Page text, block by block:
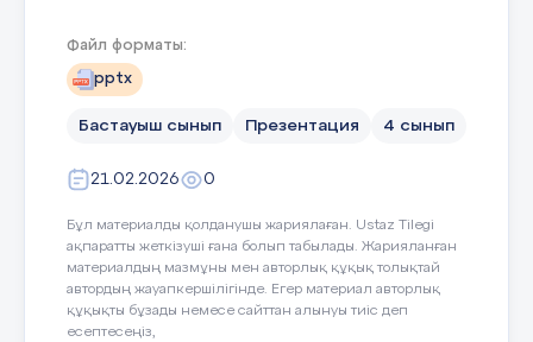
Оқу мақсаты Оқушылардың оқу мақсаты -
математикалық білімдерін бекітеді. Көбейту
дағдыларын дамыту. Оқушылар нақты
есептерді шешу арқылы логикалық ойлау
қабілеттерін қалыптастырады. Математикалық
операцияларды терең меңгеру - олардың білім
деңгейін арттырады. Оқу мақсатына жету үшін
әртүрлі жаттығулар мен практикалық
тапсырмалар ұсынылады. Оқушылардың өзара
Файл форматы:
pptx
Бастауыш сынып Презентация 4 сынып
21.02.2026 0
Бұл материалды қолданушы жариялаған. Ustaz Tilegi
ақпаратты жеткізуші ғана болып табылады. Жарияланған
материалдың мазмұны мен авторлық құқық толықтай
автордың жауапкершілігінде. Егер материал авторлық
құқықты бұзады немесе сайттан алынуы тиіс деп
есептесеңіз,